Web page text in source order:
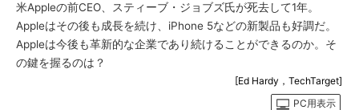
米Appleの前CEO、スティーブ・ジョブズ氏が死去して1年。
Appleはその後も成長を続け、iPhone 5などの新製品も好調だ。
Appleは今後も革新的な企業であり続けることができるのか。そ
の鍵を握るのは？
[Ed Hardy，TechTarget]
PC用表示